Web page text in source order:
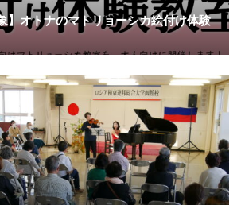
】オトナのマトリョーシカ絵付け体験